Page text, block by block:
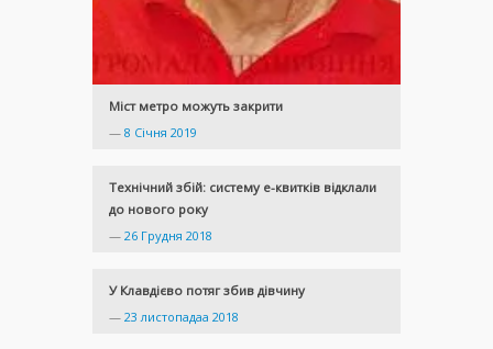
Міст метро можуть закрити
— 8 Січня 2019
Технічний збій: систему е-квитків відклали
до нового року
— 26 Грудня 2018
У Клавдієво потяг збив дівчину
— 23 листопадаа 2018